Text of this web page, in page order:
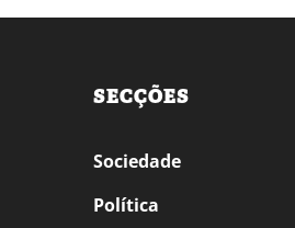
SECÇÕES
Sociedade
Política